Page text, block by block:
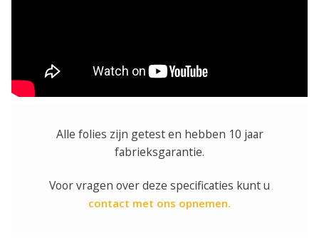
Alle folies zijn getest en hebben 10 jaar
fabrieksgarantie.
Voor vragen over deze specificaties kunt u
contact met ons opnemen.